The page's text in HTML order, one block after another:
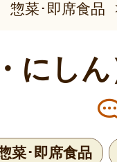
惣菜･即席食品
にし
菜･即席食品